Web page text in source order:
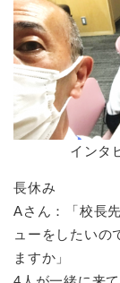
インタ
長休み
Aさん：「校長
ューをしたいの
ますか」